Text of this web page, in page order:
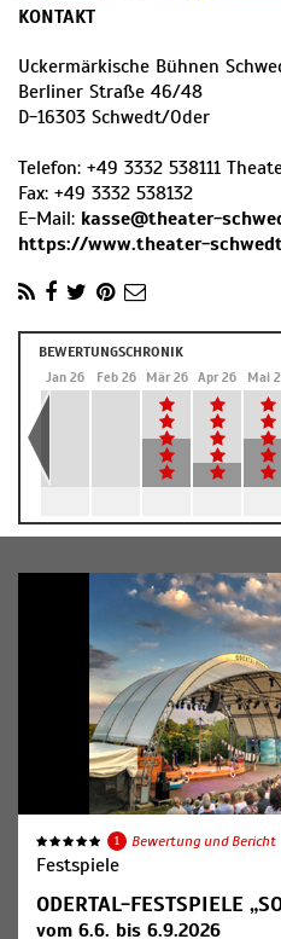
KONTAKT
Uckermärkische Bühnen
Berliner Straße 46/48
D-16303 Schwedt/Oder
Telefon: +49 3332 538111
Fax: +49 3332 538132
E-Mail: kasse@theater-
https://www.theater-
BEWERTUNGSCHRONIK
Jan 26 Feb 26 Mär 26 Apr 26 Mai
1 Bewertung und Bericht
Festspiele
ODERTAL-FESTSPIELE
vom 6.6. bis 6.9.2026